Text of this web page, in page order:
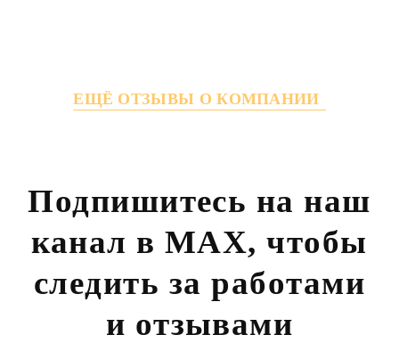
ЕЩЁ ОТЗЫВЫ О КОМПАНИИ
Подпишитесь на наш
канал в MAX, чтобы
следить за работами
и отзывами